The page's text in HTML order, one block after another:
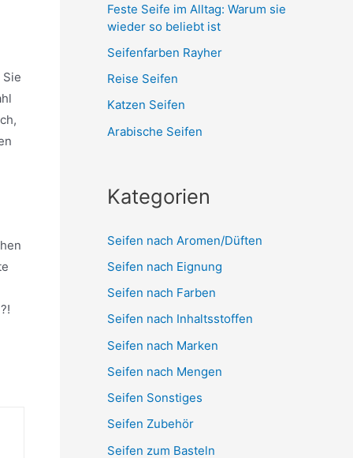
Feste Seife im Alltag: Warum sie
wieder so beliebt ist
Seifenfarben Rayher
Reise Seifen
Katzen Seifen
Arabische Seifen
Kategorien
Seifen nach Aromen/Düften
Seifen nach Eignung
Seifen nach Farben
Seifen nach Inhaltsstoffen
Seifen nach Marken
Seifen nach Mengen
Seifen Sonstiges
Seifen Zubehör
Seifen zum Basteln